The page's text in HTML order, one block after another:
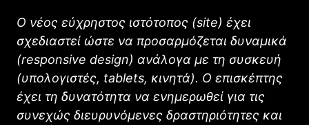
O νέος εύχρηστος ιστότοπος (site) έχει
σχεδιαστεί ώστε να προσαρμόζεται δυναμικά
(responsive design) ανάλογα με τη συσκευή
(υπολογιστές, tablets, κινητά). Ο επισκέπτης
έχει τη δυνατότητα να ενημερωθεί για τις
συνεχώς διευρυνόμενες δραστηριότητες και